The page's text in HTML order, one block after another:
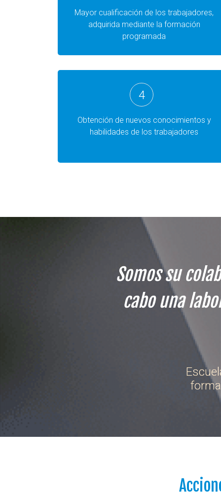
Mayor cualificación de los trabajadores,
adquirida mediante la formación
programada
4
Obtención de nuevos conocimientos y
habilidades de los trabajadores
Somos su
cabo una